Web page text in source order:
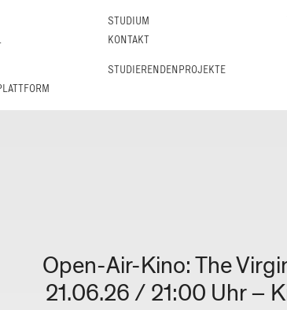
STUDIUM
KONTAKT
STUDIERENDENPROJEKTE
Open-Air-Kino: The
21.06.26 / 21:00 Uhr –